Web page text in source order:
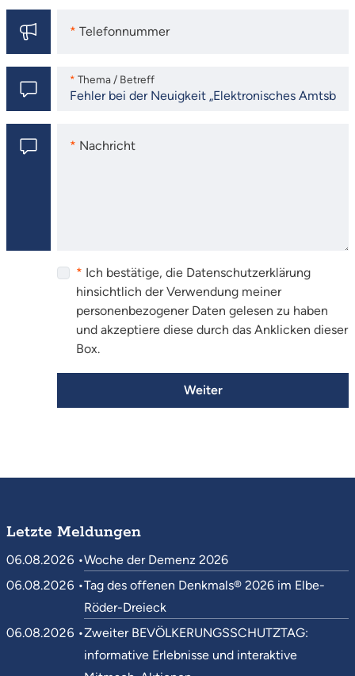
TelefonnummerTelefonnummer
Thema / Betreff
Thema / Betreff
Nachricht Nachricht
Ich bestätige, die Datenschutzerklärung
hinsichtlich der Verwendung meiner
personenbezogener Daten gelesen zu haben
und akzeptiere diese durch das Anklicken dieser
Box.
Weiter
Letzte Meldungen
06.08.2026 •Woche der Demenz 2026
06.08.2026 •Tag des offenen Denkmals® 2026 im Elbe-
Röder-Dreieck
06.08.2026 •Zweiter BEVÖLKERUNGSSCHUTZTAG:
informative Erlebnisse und interaktive